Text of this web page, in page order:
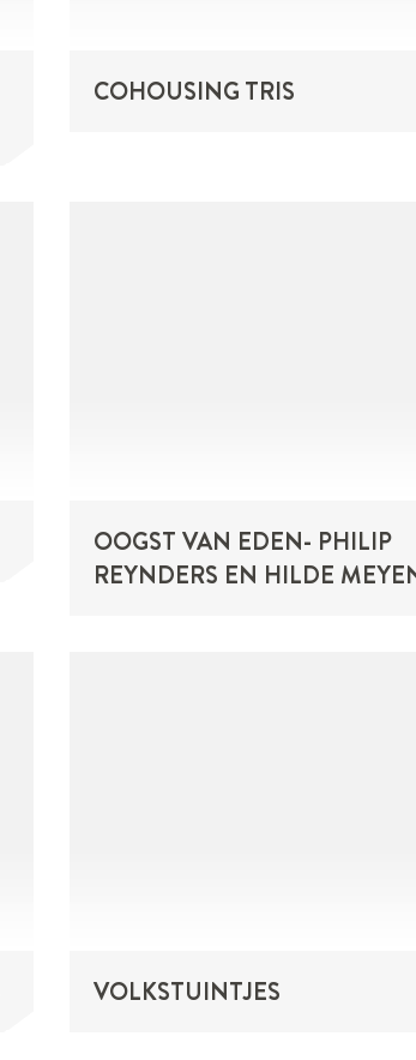
COHOUSING TRIS
OOGST VAN EDEN- PHILIP
REYNDERS EN HILDE
VOLKSTUINTJES